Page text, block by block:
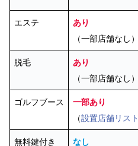
エステ あり
（一部店舗なし）
脱毛 あり
（一部店舗なし）
ゴルフブース 一部あり
（設置店舗リスト
無料鍵付き
なし